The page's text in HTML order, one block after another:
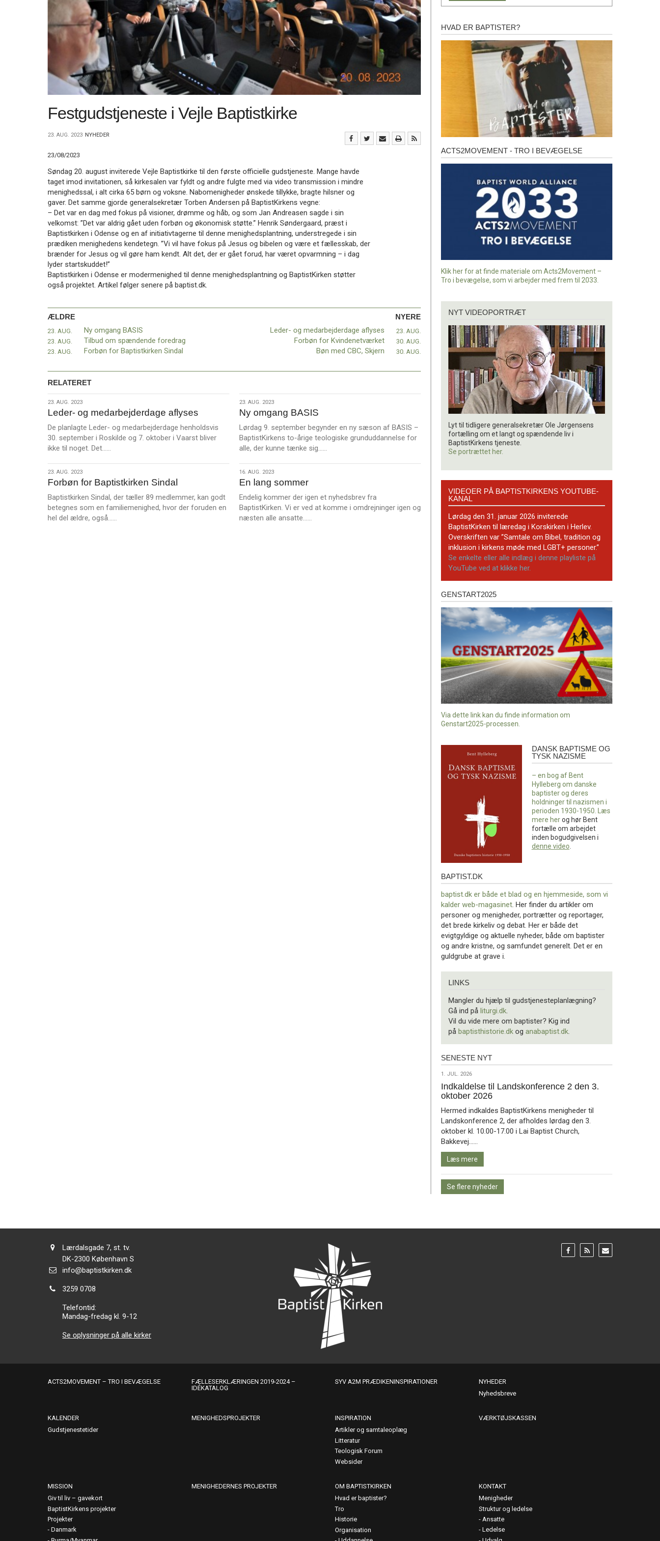
Værktøjskassen
BaptistKirken
Festgudstjeneste i Vejle Baptistkirke
23. AUG. 2023 NYHEDER
23/08/2023
Søndag 20. august inviterede Vejle Baptistkirke til den første officielle gudstjeneste. Mange havde
taget imod invitationen, så kirkesalen var fyldt og andre fulgte med via video transmission i mindre
menighedssal, i alt cirka 65 børn og voksne. Nabomenigheder ønskede tillykke, bragte hilsner og
gaver. Det samme gjorde generalsekretær Torben Andersen på BaptistKirkens vegne:
– Det var en dag med fokus på visioner, drømme og håb, og som Jan Andreasen sagde i sin
velkomst: ”Det var aldrig gået uden forbøn og økonomisk støtte.” Henrik Søndergaard, præst i
Baptistkirken i Odense og en af initiativtagerne til denne menighedsplantning, understregede i sin
prædiken menighedens kendetegn. ”Vi vil have fokus på Jesus og bibelen og være et fællesskab, der
brænder for Jesus og vil gøre ham kendt. Alt det, der er gået forud, har været opvarmning – i dag
lyder startskuddet!”
Baptistkirken i Odense er modermenighed til denne menighedsplantning og BaptistKirken støtter
også projektet. Artikel følger senere på baptist.dk.
ÆLDRE
23. AUG. Ny omgang BASIS
23. AUG. Tilbud om spændende foredrag
23. AUG. Forbøn for Baptistkirken Sindal
NYERE
Leder- og medarbejderdage aflyses 23. AUG.
Forbøn for Kvindenetværket 30. AUG.
Bøn med CBC, Skjern 30. AUG.
RELATERET
23.
aug.
2023
23. AUG. 2023
Leder- og medarbejderdage aflyses
De planlagte Leder- og medarbejderdage henholdsvis
30. september i Roskilde og 7. oktober i Vaarst bliver
ikke til noget. Det……
m
r
e
23.
aug.
2023
23. AUG. 2023
Ny omgang BASIS
Lørdag 9. september begynder en ny sæson af BASIS –
BaptistKirkens to-årige teologiske grunduddannelse for
alle, der kunne tænke sig……
r
e
23.
aug.
2023
23. AUG. 2023
Forbøn for Baptistkirken Sindal
Baptistkirken Sindal, der tæller 89 medlemmer, kan godt
betegnes som en familiemenighed, hvor der foruden en
hel del ældre, også……
16.
aug.
2023
16. AUG. 2023
En lang sommer
Endelig kommer der igen et nyhedsbrev fra
BaptistKirken. Vi er ved at komme i omdrejninger igen og
næsten alle ansatte……
Hvad
er
baptister?
HVAD ER BAPTISTER?
Acts2Movement
ACTS2MOVEMENT - TRO I BEVÆGELSE
Klik her for at finde materiale om Acts2Movement –
Tro i bevægelse, som vi arbejder med frem til 2033.
videoportræt
NYT VIDEOPORTRÆT
Lyt til tidligere generalsekretær Ole Jørgensens
fortælling om et langt og spændende liv i
BaptistKirkens tjeneste.
Se portrættet her.
BaptistKirkens
YouTube-
kanal
VIDEOER PÅ BAPTISTKIRKENS YOUTUBE-
KANAL
Lørdag den 31. januar 2026 inviterede
BaptistKirken til læredag i Korskirken i Herlev.
Overskriften var ”Samtale om Bibel, tradition og
inklusion i kirkens møde med LGBT+ personer.”
Se enkelte eller alle indlæg i denne playliste på
YouTube ved at klikke her.
Genstart2025
GENSTART2025
Via dette link kan du finde information om
Genstart2025-processen.
tysk
DANSK BAPTISME OG
TYSK NAZISME
– en bog af Bent
Hylleberg om danske
baptister og deres
holdninger til nazismen i
perioden 1930-1950. Læs
mere herog hør Bent
fortælle om arbejdet
inden bogudgivelsen i
denne video.
baptist.dk
BAPTIST.DK
baptist.dk er både et blad og en hjemmeside, som vi
kalder web-magasinet . Her finder du artikler om
personer og menigheder, portrætter og reportager,
det brede kirkeliv og debat. Her er både det
evigtgyldige og aktuelle nyheder, både om baptister
og andre kristne, og samfundet generelt. Det er en
guldgrube at grave i.
LINKS
Mangler du hjælp til gudstjenesteplanlægning?
Gå ind på liturgi.dk
Vil du vide mere om baptister? Kig ind
på baptisthistorie.dk og anabaptist.dk
Seneste
SENESTE NYT
1.
jul.
2026
1. JUL. 2026
Indkaldelse til Landskonference 2 den 3.
oktober 2026
Hermed indkaldes BaptistKirkens menigheder til
Landskonference 2, der afholdes lørdag den 3.
oktober kl. 10.00-17.00 i Lai Baptist Church,
Bakkevej……
mere
Læs mere
Se flere nyheder
Adresse:
Lærdalsgade 7, st. tv.
Adresse:
DK-2300 København S
Send
info@baptistkirken.dk
Tlf.:
3259 0708
Telefontid:
Mandag-fredag kl. 9-12
Se oplysninger på alle kirker
Gå
til:
Gå
til:
Gå
til:
ACTS2MOVEMENT – TRO I BEVÆGELSE
FÆLLESERKLÆRINGEN 2019-2024 –
IDÉKATALOG
SYV A2M PRÆDIKENINSPIRATIONER
NYHEDER
Nyhedsbreve
KALENDER
Gudstjenestetider
MENIGHEDSPROJEKTER
INSPIRATION
Artikler og samtaleoplæg
Litteratur
Teologisk Forum
Websider
VÆRKTØJSKASSEN
MISSION
Giv til liv – gavekort
BaptistKirkens projekter
Projekter
Danmark
MENIGHEDERNES PROJEKTER
OM BAPTISTKIRKEN
Hvad er baptister?
Tro
Historie
Organisation
KONTAKT
Menigheder
Struktur og ledelse
Ansatte
Ledelse